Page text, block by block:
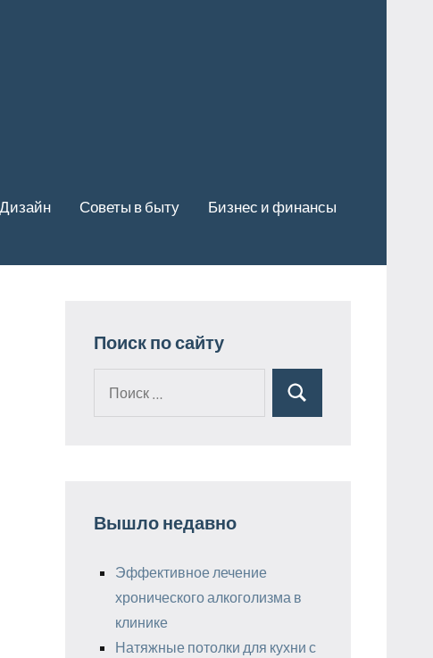
Дизайн Советы в быту Бизнес и финансы
Поиск по сайту
Поиск
Вышло недавно
Эффективное лечение
хронического алкоголизма в
клинике
Натяжные потолки для кухни с